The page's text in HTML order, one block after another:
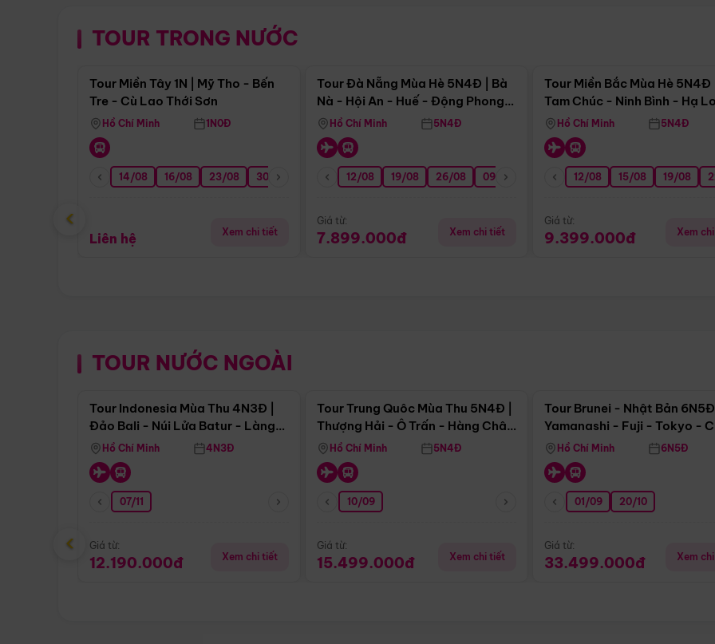
TOUR TRONG NƯỚC
Điểm nổi bật
Tour Miền Tây 1N | Mỹ Tho - Bến
Tre - Cù Lao Thới Sơn
Hồ Chí Minh 1N0Đ
14/08 16/08 23/08 30/08 06/09 13/09 20/09 27/09
Liên hệ Xem chi tiết
Tour Đà Nẵng Mùa Hè 5N4Đ | Bà
Nà - Hội An - Huế - Động Phong
NhaHồ Chí Minh 5N4Đ
12/08 19/08 26/08 09/09 16/09 23/09 30/09 07/10
Giá từ:
7.899.000đ Xem chi tiết
Tour Miền Bắc Mùa Hè 5N4Đ |
Tam Chúc - Ninh Bình - Hạ
Hồ Chí Minh 5N4Đ
12/08 15/08 19/08
Giá từ:
9.399.000đ Xem
‹
TOUR NƯỚC NGOÀI
Điểm nổi bật
Tour Indonesia Mùa Thu 4N3Đ |
Đảo Bali - Núi Lửa Batur - Làng
Penglipuran
Hồ Chí Minh 4N3Đ
07/11
Giá từ:
12.190.000đ Xem chi tiết
Tour Trung Quôc Mùa Thu 5N4Đ |
Thượng Hải - Ô Trấn - Hàng Châu
(Tour Không Shopping)
Hồ Chí Minh 5N4Đ
10/09
Giá từ:
15.499.000đ Xem chi tiết
Tour Brunei - Nhật Bản 6N5Đ |
Yamanashi - Fuji - Tokyo -
- Freeday
Hồ Chí Minh 6N5Đ
01/09 20/10
Giá từ:
33.499.000đ Xem
‹